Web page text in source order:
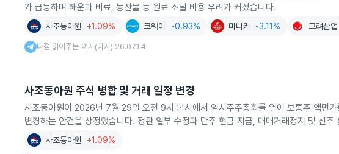
가 급등하며 해운과 비료, 농산물 등 원료 조달 비용 우려가 커졌습니다.
사조동아원 +1.09% 코웨이 -0.93% 마니커 -3.11% 고려산업
타점 읽어주는 여자(타자) 26.07.14
사조동아원 주식 병합 및 거래 일정 변경
사조동아원이 2026년 7월 29일 오전 9시 본사에서 임시주주총회를 열어 보통주 액
변경하는 안건을 상정했습니다. 정관 일부 수정과 단주 현금 지급, 매매거래정지 및 신주
사조동아원 +1.09%